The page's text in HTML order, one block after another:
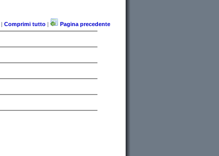
| Comprimi tutto | Pagina precedente